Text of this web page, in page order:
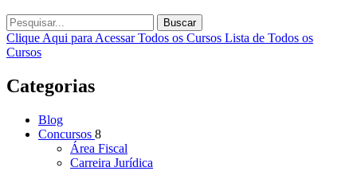
Buscar
Clique Aqui para Acessar Todos os Cursos Lista de Todos os
Cursos
Categorias
Blog
Concursos 8
Área Fiscal
Carreira Jurídica